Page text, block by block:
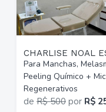
Para Manchas,
Peeling Químico +
Regenerativos
de R$ 500 por R$